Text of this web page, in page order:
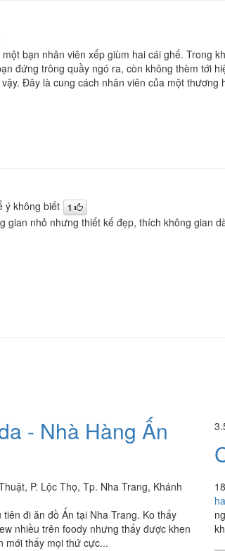
bạn nhân viên xếp giùm hai cái ghế. Trong
đứng trông quầy ngó ra, còn không thèm tới
Đây là cung cách nhân viên của một thương
ý không biết 1
gian nhỏ nhưng thiết kế đẹp, thích không gian
- Nhà Hàng Ấn
P. Lộc Thọ, Tp. Nha Trang, Khánh
tiên đi ăn đồ Ấn tại Nha Trang. Ko thấy
nhiều trên foody nhưng thấy được khen
mới thấy mọi thứ cực...